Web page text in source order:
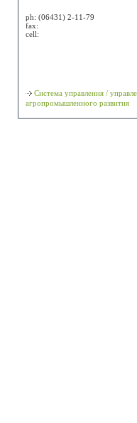
ph: (06431) 2-11-79
fax:
cell:
Система управления /
агропромышленного развития